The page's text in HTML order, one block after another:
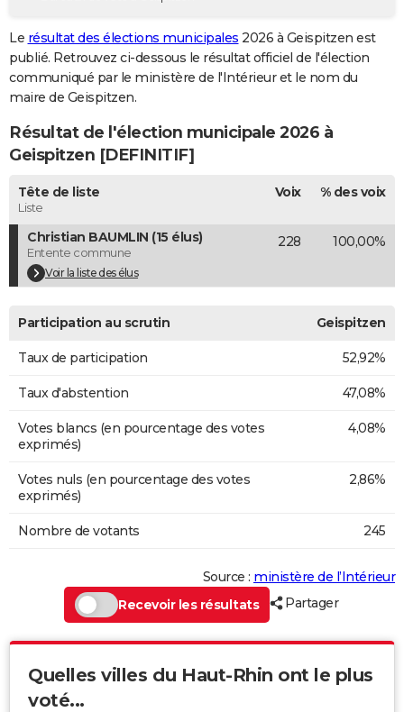
GUIDES D'ACHAT
BONS PLANS
CARTE DE VOEUX
Carte de Noël
Carte Bonne année
Carte Saint-Valentin
Carte Pâques
Carte d'anniversaire
DICTIONNAIRE
Dictionnaire
Biographies
Citations
Expressions
Proverbes
PROGRAMME TV
COPAINS D'AVANT
S'inscrire
Se connecter
Lycées
Collèges
Primaires
Universités
Entreprises
Service militaire
Avis de recherche
AVIS DE DÉCÈS
FORUM
Le résultat des élections municipales 2026 à Geispitzen est
publié. Retrouvez ci-dessous le résultat officiel de l'élection
communiqué par le ministère de l'Intérieur et le nom du
maire de Geispitzen.
Résultat de l'élection municipale 2026 à
Geispitzen [DEFINITIF]
Tête de liste
Liste
Voix % des voix
Christian BAUMLIN (15 élus)
Entente commune
Voir la liste des élus
228 100,00%
Participation au scrutin Geispitzen
Taux de participation 52,92%
Taux d'abstention 47,08%
Votes blancs (en pourcentage des votes
exprimés)
4,08%
Votes nuls (en pourcentage des votes
exprimés)
2,86%
Nombre de votants 245
Source : ministère de l’Intérieur
Recevoir les résultats
Partager
Quelles villes du Haut-Rhin ont le plus
voté...